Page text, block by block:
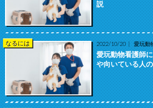
説
なるには 2022/10/20 愛玩動
愛玩動物看護師
や向いている人